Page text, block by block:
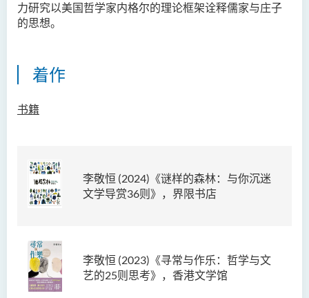
力研究以美国哲学家内格尔的理论框架诠释儒家与庄子
的思想。
着作
书籍
李敬恒 (2024) 《谜样的森林：与你沉迷
文学导赏36则》，界限书店
李敬恒 (2023) 《寻常与作乐：哲学与文
艺的25则思考》，香港文学馆